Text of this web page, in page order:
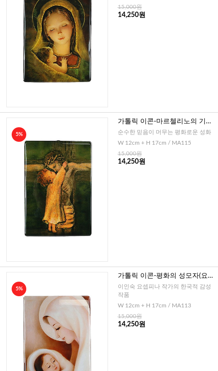
15,000원
14,250원
5%
가톨릭 이콘-마르첼리노의 기적-
소
순수한 믿음이 머무는 평화로운 성화
W 12cm + H 17cm / MA115
15,000원
14,250원
5%
가톨릭 이콘-평화의 성모자(요셉
피나作)-소
이인숙 요셉피나 작가의 한국적 감성
작품
W 12cm + H 17cm / MA113
15,000원
14,250원